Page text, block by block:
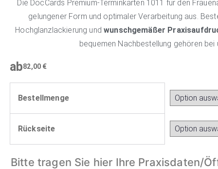
Die DocCards Premium-Terminkarten 1011 für den
gelungener Form und optimaler Verarbeitung aus.
Hochglanzlackierung undwunschgemäßer
bequemen Nachbestellung gehören bei
ab82,00 €
Bestellmenge
Rückseite
Bitte tragen Sie hier Ihre Praxisdaten/